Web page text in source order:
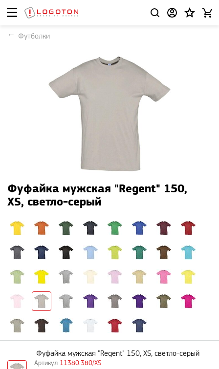
Футболки
Фуфайка мужская "Regent" 150,
XS, светло-серый
11380.380/XS
Фуфайка мужская "Regent" 150, XS, светло-серый